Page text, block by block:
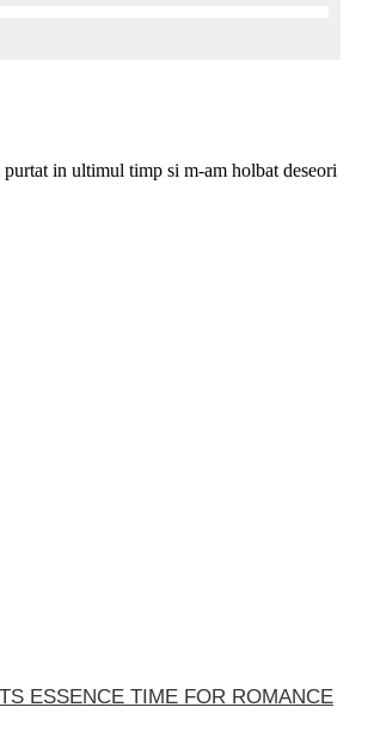
in ultimul timp si m-am holbat deseori
ESSENCE TIME FOR ROMANCE